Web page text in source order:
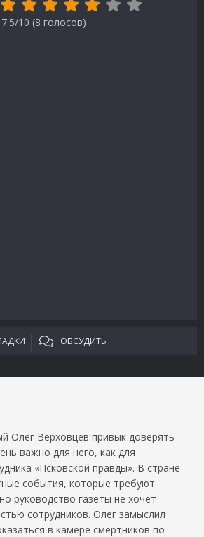
7.5/10 (8 голосов)
ОБСУДИТЬ
Олег Верховцев привык доверять
важно для него, как для
«Псковской правды». В стране
события, которые требуют
руководство газеты не хочет
сотрудников. Олег замыслил
в камере смертников по